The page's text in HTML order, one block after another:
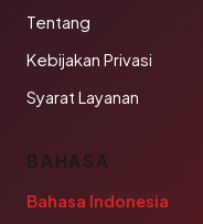
Tentang
Kebijakan Privasi
Syarat Layanan
BAHASA
Bahasa Indonesia